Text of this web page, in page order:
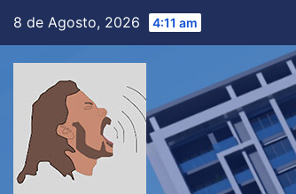
8 de Agosto, 2026 4:11 am